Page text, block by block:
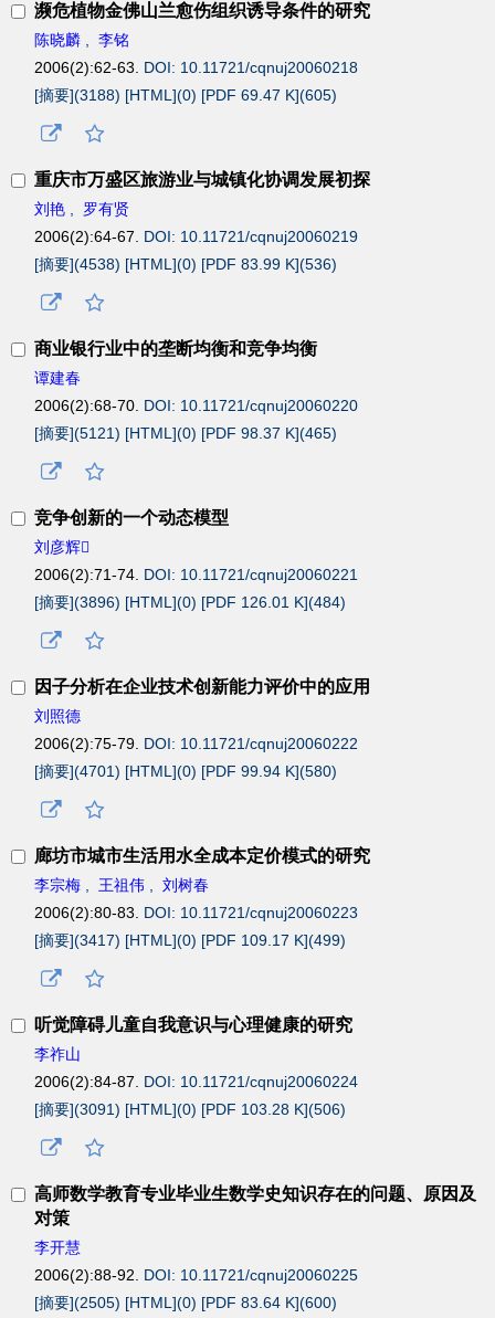
濒危植物金佛山兰愈伤组织诱导条件的研究
陈晓麟 , 李铭
2006(2):62-63. DOI: 10.11721/cqnuj20060218
[摘要](3188) [HTML](0) [PDF 69.47 K](605)
重庆市万盛区旅游业与城镇化协调发展初探
刘艳 ,
罗有贤
2006(2):64-67. DOI: 10.11721/cqnuj20060219
[摘要](4538) [HTML](0) [PDF 83.99 K](536)
商业银行业中的垄断均衡和竞争均衡
谭建春
2006(2):68-70. DOI: 10.11721/cqnuj20060220
[摘要](5121) [HTML](0) [PDF 98.37 K](465)
竞争创新的一个动态模型
刘彦辉
2006(2):71-74. DOI: 10.11721/cqnuj20060221
[摘要](3896) [HTML](0) [PDF 126.01 K](484)
因子分析在企业技术创新能力评价中的应用
刘照德
2006(2):75-79. DOI: 10.11721/cqnuj20060222
[摘要](4701) [HTML](0) [PDF 99.94 K](580)
廊坊市城市生活用水全成本定价模式的研究
李宗梅 , 王祖伟 , 刘树春
2006(2):80-83. DOI: 10.11721/cqnuj20060223
[摘要](3417) [HTML](0) [PDF 109.17 K](499)
听觉障碍儿童自我意识与心理健康的研究
李祚山
2006(2):84-87. DOI: 10.11721/cqnuj20060224
[摘要](3091) [HTML](0) [PDF 103.28 K](506)
高师数学教育专业毕业生数学史知识存在的问题、原因及
对策
李开慧
2006(2):88-92. DOI: 10.11721/cqnuj20060225
[摘要](2505) [HTML](0) [PDF 83.64 K](600)